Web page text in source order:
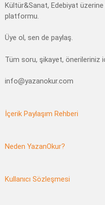
Kültür&Sanat, Edebiyat
platformu.
Üye ol, sen de paylaş.
Tüm soru, şikayet, önerileriniz
info@yazanokur.com
İçerik Paylaşım Rehberi
Neden YazanOkur?
Kullanıcı Sözleşmesi